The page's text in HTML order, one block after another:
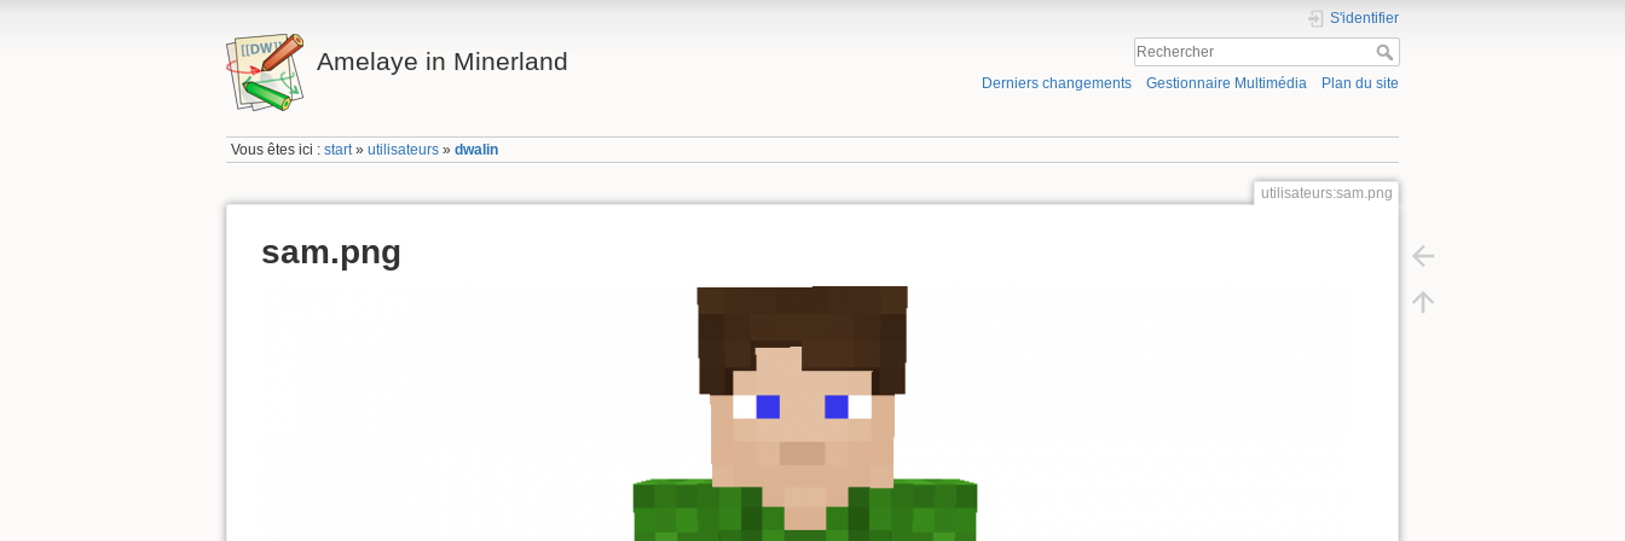
Amelaye in Minerland
S'identifier
Derniers changements Gestionnaire Multimédia Plan du site
Vous êtes ici :start»utilisateurs »dwalin
utilisateurs:sam.png
sam.png